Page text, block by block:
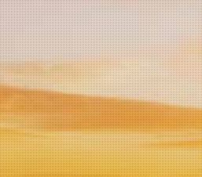
In
winkelwagen
Blanc de Noir van Dr.